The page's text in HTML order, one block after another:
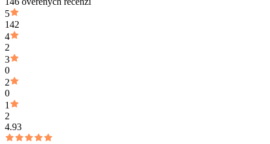
5
142
4
2
3
0
2
0
1
2
4.93